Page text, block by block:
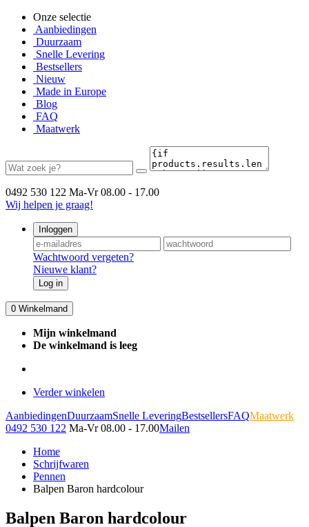
Onze selectie
Aanbiedingen
Duurzaam
Snelle Levering
Bestsellers
Nieuw
Made in Europe
Blog
FAQ
Maatwerk
0492 530 122 Ma-Vr 08.00 - 17.00
Wij helpen je graag!
Inloggen
Wachtwoord vergeten?
Nieuwe klant?
Log in
0 Winkelmand
Mijn winkelmand
De winkelmand is leeg
Verder winkelen
AanbiedingenDuurzaamSnelle LeveringBestsellersFAQMaatwerk
0492 530 122 Ma-Vr 08.00 - 17.00Mailen
Home
Schrijfwaren
Pennen
Balpen Baron hardcolour
Balpen Baron hardcolour